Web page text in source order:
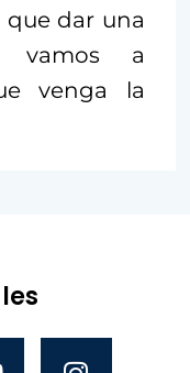
que dar una
vamos a
venga la